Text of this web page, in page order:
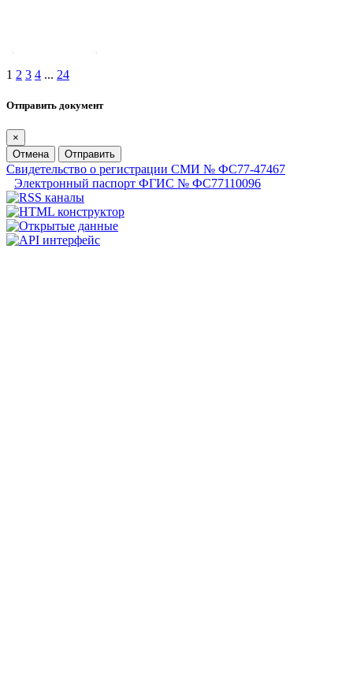
1 2 3 4 ... 24
Отправить документ
×
Отмена
Отправить
Свидетельство о регистрации СМИ № ФС77-47467
Электронный паспорт ФГИС № ФС77110096